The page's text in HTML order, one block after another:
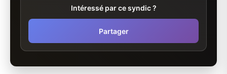
Intéressé par ce syndic ?
Partager